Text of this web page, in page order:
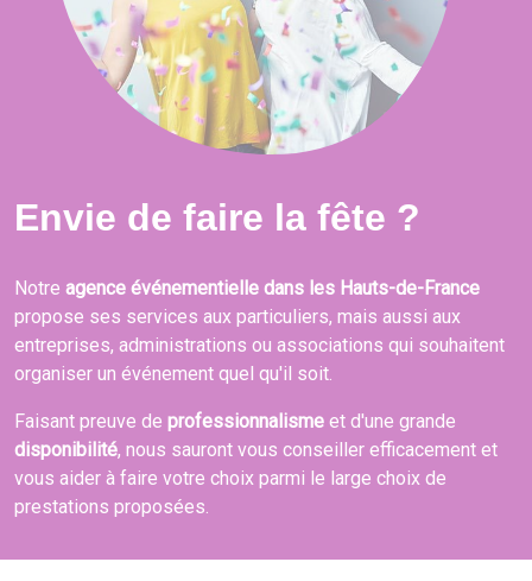
Envie de faire la fête ?
Notre agence événementielle dans les Hauts-de-France
propose ses services aux particuliers, mais aussi aux
entreprises, administrations ou associations qui souhaitent
organiser un événement quel qu'il soit.
Faisant preuve de professionnalisme et d'une grande
disponibilité, nous sauront vous conseiller efficacement et
vous aider à faire votre choix parmi le large choix de
prestations proposées.